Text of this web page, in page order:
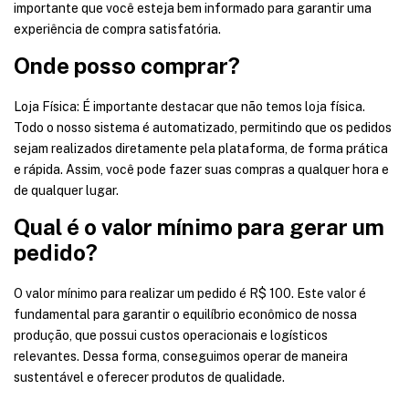
importante que você esteja bem informado para garantir uma
experiência de compra satisfatória.
Onde posso comprar?
Loja Física: É importante destacar que não temos loja física.
Todo o nosso sistema é automatizado, permitindo que os pedidos
sejam realizados diretamente pela plataforma, de forma prática
e rápida. Assim, você pode fazer suas compras a qualquer hora e
de qualquer lugar.
Qual é o valor mínimo para gerar um
pedido?
O valor mínimo para realizar um pedido é R$ 100. Este valor é
fundamental para garantir o equilíbrio econômico de nossa
produção, que possui custos operacionais e logísticos
relevantes. Dessa forma, conseguimos operar de maneira
sustentável e oferecer produtos de qualidade.